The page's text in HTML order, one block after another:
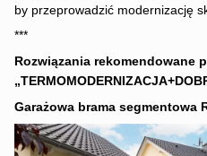
by przeprowadzić modernizację
***
Rozwiązania rekomendowane
Garażowa brama segmentowa